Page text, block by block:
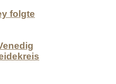
folgte